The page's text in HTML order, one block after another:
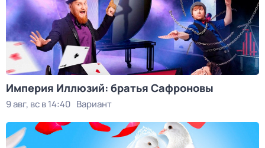
Империя Иллюзий: братья Сафроновы
9 авг, вс в 14:40 Вариант